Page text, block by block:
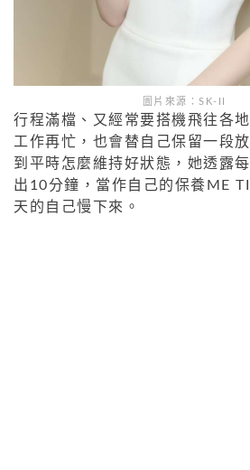
圖片來源：SK-II
行程滿檔、又經常要搭機飛往各
工作再忙，也會替自己保留一段
到平時怎麼維持好狀態，她透露
出10分鐘，當作自己的保養ME
天的自己慢下來。